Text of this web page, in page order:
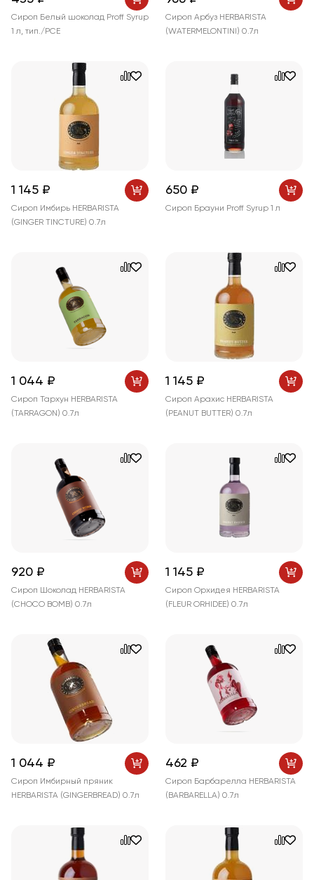
Сироп Белый шоколад Proff Syrup
1 л, тип./PCE
Сироп Арбуз HERBARISTA
(WATERMELONTINI) 0.7л
1 145 ₽
Сироп Имбирь HERBARISTA
(GINGER TINCTURE) 0.7л
650 ₽
Сироп Брауни Proff Syrup 1 л
1 044 ₽
Сироп Тархун HERBARISTA
(TARRAGON) 0.7л
1 145 ₽
Сироп Арахис HERBARISTA
(PEANUT BUTTER) 0.7л
920 ₽
Сироп Шоколад HERBARISTA
(CHOCO BOMB) 0.7л
1 145 ₽
Сироп Орхидея HERBARISTA
(FLEUR ORHIDEE) 0.7л
1 044 ₽
Сироп Имбирный пряник
HERBARISTA (GINGERBREAD) 0.7л
462 ₽
Сироп Барбарелла HERBARISTA
(BARBARELLA) 0.7л